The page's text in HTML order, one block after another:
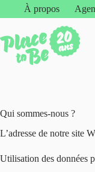
À propos
Qui sommes-nous ?
L’adresse de notre site
Utilisation des données